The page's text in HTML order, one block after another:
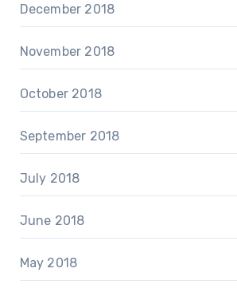
December 2018
November 2018
October 2018
September 2018
July 2018
June 2018
May 2018